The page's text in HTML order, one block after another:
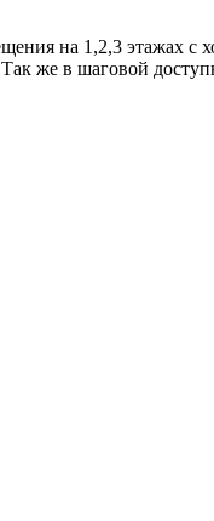
на 1,2,3 этажах с
же в шаговой